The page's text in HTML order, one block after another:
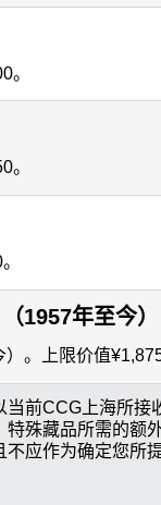
。
。
1957年至今）
。上限价值¥1,875
前CCG上海所
殊藏品所需的额
应作为确定您所